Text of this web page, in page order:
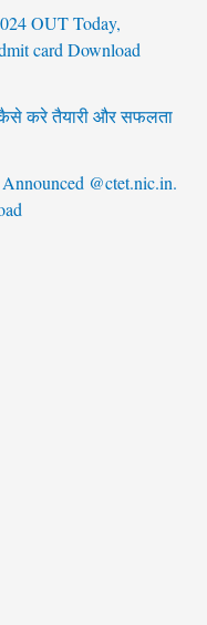
OUT Today,
card Download
करे तैयारी और सफलता
@ctet.nic.in.